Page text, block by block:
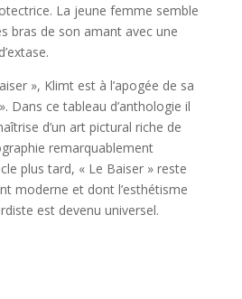
La jeune femme semble
bras de son amant avec une
», Klimt est à l’apogée de sa
Dans ce tableau d’anthologie il
d’un art pictural riche de
remarquablement
plus tard, « Le Baiser » reste
moderne et dont l’esthétisme
est devenu universel.